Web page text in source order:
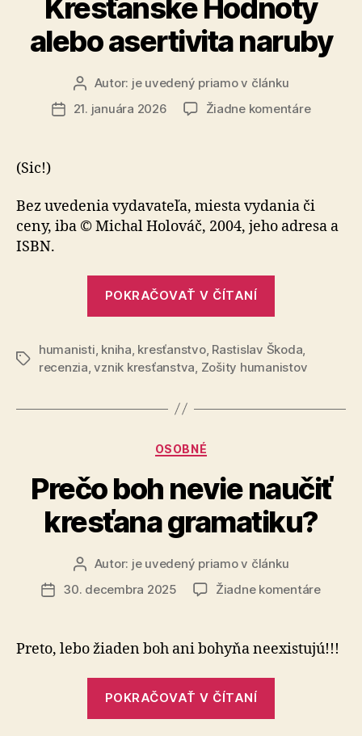
Kresťanské Hodnoty
alebo asertivita naruby
Autor
článku
Autor: je uvedený priamo v článku
Dátum
21. januára 2026 Žiadne komentárena
Tradičné
Hodnoty
(Sic!)
Bez uvedenia vydavateľa, miesta vydania či
ceny, iba © Michal Holováč, 2004, jeho adresa a
ISBN.
POKRAČOVAŤ V ČÍTANÍ
Holováč:
Tradičné
Hodnoty
naruby“
Značky
humanisti kniha kresťanstvo, Rastislav Škoda
recenzia ,vznik kresťanstva Zošity humanistov
Kategórie
OSOBNÉ
Prečo boh nevie naučiť
kresťana gramatiku?
Autor
článku
Autor: je uvedený priamo v článku
Dátum30. decembra 2025 Žiadne komentárena
nevie
Preto, lebo žiaden boh ani bohyňa neexistujú!!!
POKRAČOVAŤ V ČÍTANÍ